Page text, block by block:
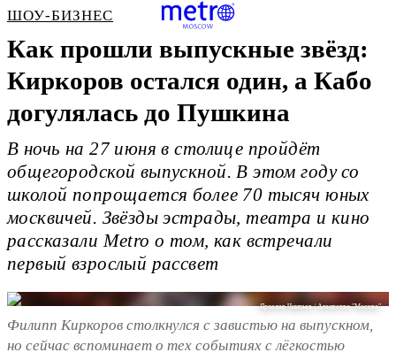
ШОУ-БИЗНЕС
Как прошли выпускные звёзд:
Киркоров остался один, а Кабо
догулялась до Пушкина
В ночь на 27 июня в столице пройдёт
общегородской выпускной. В этом году со
школой попрощается более 70 тысяч юных
москвичей. Звёзды эстрады, театра и кино
рассказали Metro о том, как встречали
первый взрослый рассвет
Ярослав Чингаев / Агентство "Москва"
Филипп Киркоров столкнулся с завистью на выпускном,
но сейчас вспоминает о тех событиях с лёгкостью